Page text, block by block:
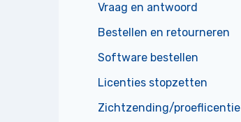
Vraag en antwoord
Bestellen en retourneren
Software bestellen
Licenties stopzetten
Zichtzending/proeflicentie